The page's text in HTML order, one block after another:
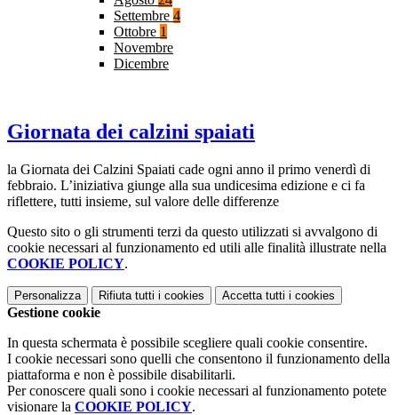
Settembre 4
Ottobre 1
Novembre
Dicembre
Giornata dei calzini spaiati
la Giornata dei Calzini Spaiati cade ogni anno il primo venerdì di
febbraio. L’iniziativa giunge alla sua undicesima edizione e ci fa
riflettere, tutti insieme, sul valore delle differenze
Questo sito o gli strumenti terzi da questo utilizzati si avvalgono di
cookie necessari al funzionamento ed utili alle finalità illustrate nella
COOKIE POLICY.
Personalizza Rifiuta tutti i cookies Accetta tutti i cookies
Gestione cookie
In questa schermata è possibile scegliere quali cookie consentire.
I cookie necessari sono quelli che consentono il funzionamento della
piattaforma e non è possibile disabilitarli.
Per conoscere quali sono i cookie necessari al funzionamento potete
visionare la COOKIE POLICY.